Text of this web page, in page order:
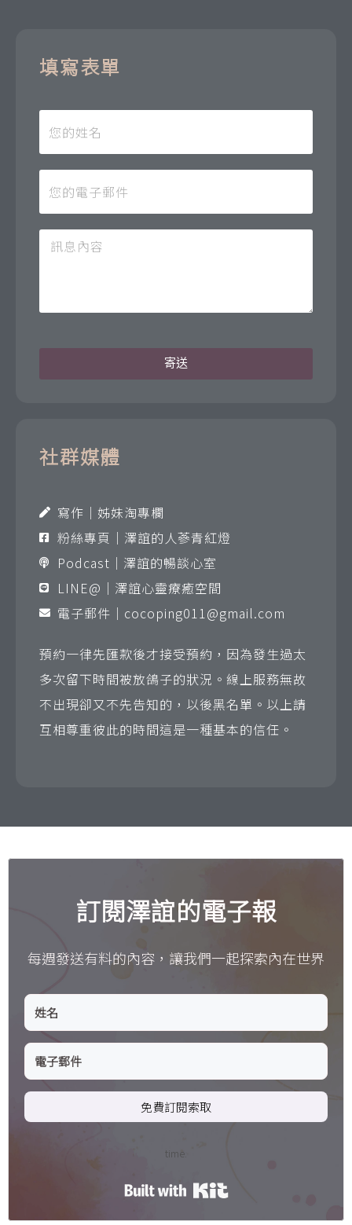
填寫表單
寄送
社群媒體
寫作｜姊妹淘專欄
粉絲專頁｜澤誼的人蔘青紅燈
Podcast｜澤誼的暢談心室
LINE@｜澤誼心靈療癒空間
電子郵件｜ cocoping011@gmail.com
預約一律先匯款後才接受預約，因為發生過太
多次留下時間被放鴿子的狀況。線上服務無故
不出現卻又不先告知的，以後黑名單。以上請
互相尊重彼此的時間這是一種基本的信任。
訂閱澤誼的電子報
每週發送有料的內容，讓我們一起探索內在世界
免費訂閱索取
time.